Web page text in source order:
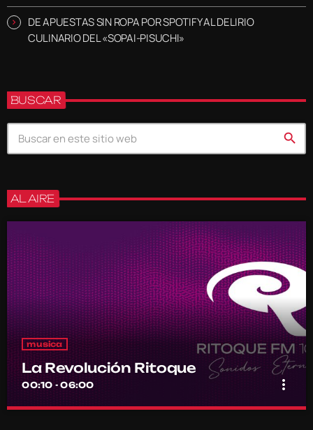
DE APUESTAS SIN ROPA POR SPOTIFY AL DELIRIO
CULINARIO DEL «SOPAI-PISUCHI»
BUSCAR
search
AL AIRE
musica
La Revolución Ritoque
00:10 - 06:00 more_vert